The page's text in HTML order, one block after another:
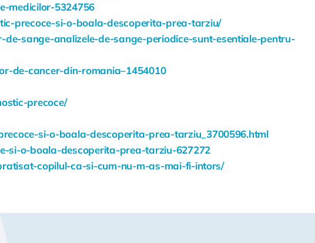
medicilor-5324756
precoce-si-o-boala-descoperita-prea-tarziu/
sange-analizele-de-sange-periodice-sunt-esentiale-pentru-
de-cancer-din-romania–1454010
precoce/
si-o-boala-descoperita-prea-tarziu_3700596.html
si-o-boala-descoperita-prea-tarziu-627272
copilul-ca-si-cum-nu-m-as-mai-fi-intors/